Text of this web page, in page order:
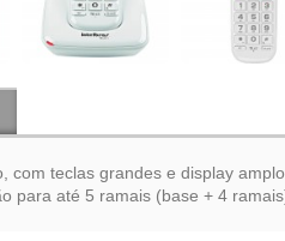
com teclas grandes e display
para até 5 ramais (base + 4